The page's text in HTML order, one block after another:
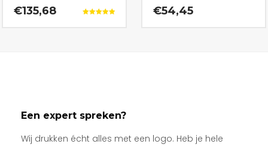
€135,68 €54,45
Een expert spreken?
Wij drukken écht alles met een logo. Heb je hele